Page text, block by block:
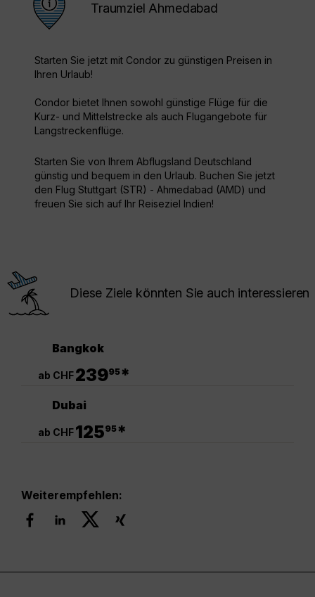
Traumziel Ahmedabad
Starten Sie jetzt mit Condor zu günstigen Preisen in
Ihren Urlaub!
Condor bietet Ihnen sowohl günstige Flüge für die
Kurz- und Mittelstrecke als auch Flugangebote für
Langstreckenflüge.
Starten Sie von Ihrem Abflugsland Deutschland
günstig und bequem in den Urlaub. Buchen Sie jetzt
den Flug Stuttgart (STR) - Ahmedabad (AMD) und
freuen Sie sich auf Ihr Reiseziel Indien!
Diese Ziele könnten Sie auch interessieren
Bangkok
ab CHF23995*
Dubai
ab CHF12595*
Weiterempfehlen: